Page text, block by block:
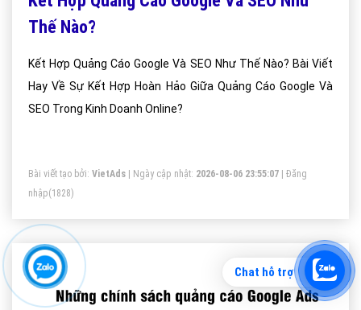
Thế Nào?
Kết Hợp Quảng Cáo Google Và SEO Như Thế Nào? Bài Viết
Hay Về Sự Kết Hợp Hoàn Hảo Giữa Quảng Cáo Google Và
SEO Trong Kinh Doanh Online?
Bài viết tạo bởi: VietAds | Ngày cập nhật: 2026-08-06 23:55:07
Đăng
nhập(1828)
Chat hỗ trợ